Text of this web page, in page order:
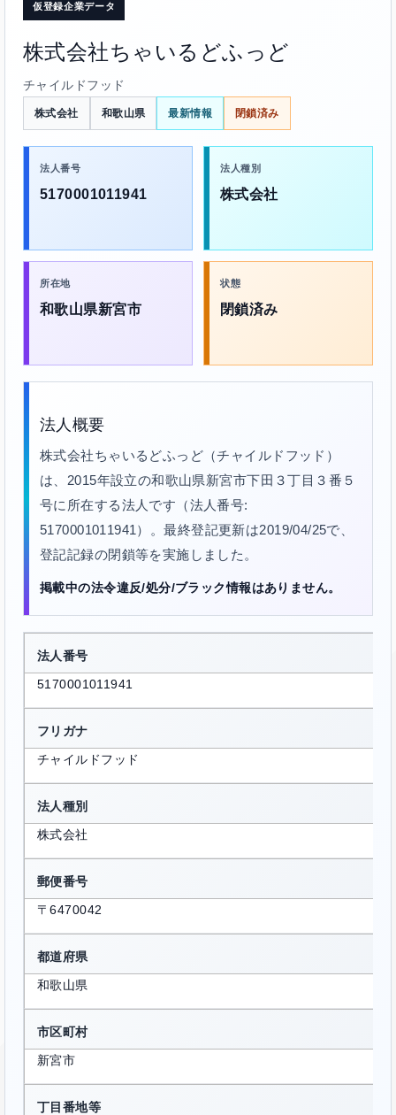
仮登録企業データ
株式会社ちゃいるどふっど
チャイルドフッド
株式会社 和歌山県 最新情報 閉鎖済み
法人番号
5170001011941
法人種別
株式会社
所在地
和歌山県新宮市
状態
閉鎖済み
法人概要
株式会社ちゃいるどふっど（チャイルドフッド）
は、2015年設立の和歌山県新宮市下田３丁目３番５
号に所在する法人です（法人番号:
5170001011941）。最終登記更新は2019/04/25で、
登記記録の閉鎖等を実施しました。
掲載中の法令違反/処分/ブラック情報はありません。
法人番号
5170001011941
フリガナ
チャイルドフッド
法人種別
株式会社
郵便番号
〒6470042
都道府県
和歌山県
市区町村
新宮市
丁目番地等